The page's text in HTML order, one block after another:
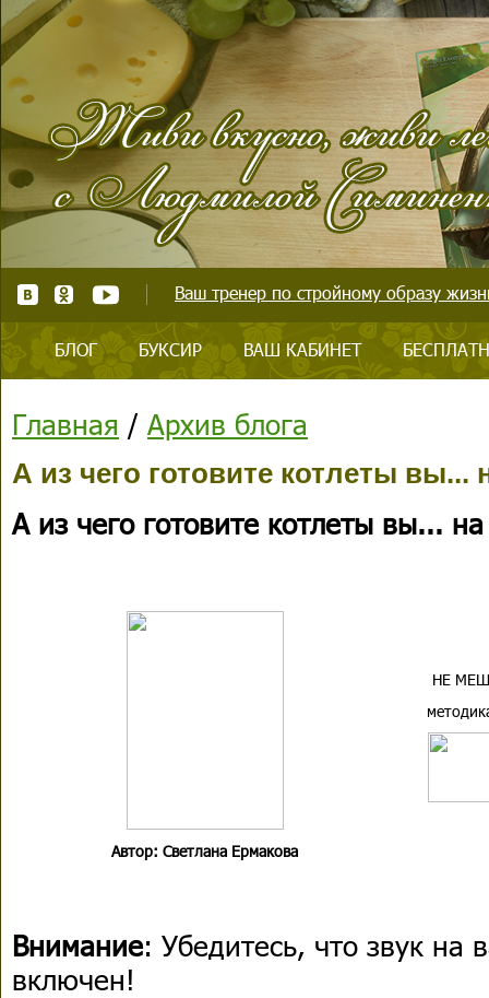
Ваш тренер по стройному образу
БЛОГ БУКСИР ВАШ КАБИНЕТ
Главная / Архив блога
А из чего готовите котлеты вы...
А из чего готовите котлеты вы...
Автор: Светлана Ермакова
НЕ
Внимание: Убедитесь, что звук на
включен!